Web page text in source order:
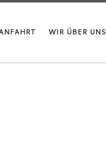
WIR ÜBER UNS